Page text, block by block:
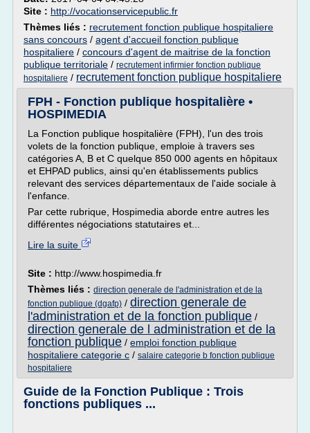
Site : http://vocationservicepublic.fr
Thèmes liés : recrutement fonction publique hospitaliere
sans concours / agent d'accueil fonction publique
hospitaliere / concours d'agent de maitrise de la fonction
publique territoriale / recrutement infirmier fonction publique
hospitaliere / recrutement fonction publique hospitaliere
FPH - Fonction publique hospitalière •
HOSPIMEDIA
La Fonction publique hospitalière (FPH), l'un des trois
volets de la fonction publique, emploie à travers ses
catégories A, B et C quelque 850 000 agents en hôpitaux
et EHPAD publics, ainsi qu'en établissements publics
relevant des services départementaux de l'aide sociale à
l'enfance.
Par cette rubrique, Hospimedia aborde entre autres les
différentes négociations statutaires et...
Lire la suite
Site : http://www.hospimedia.fr
Thèmes liés : direction generale de l'administration et de la
fonction publique (dgafp) / direction generale de
l'administration et de la fonction publique /
direction generale de l administration et de la
fonction publique / emploi fonction publique
hospitaliere categorie c / salaire categorie b fonction publique
hospitaliere
Guide de la Fonction Publique : Trois
fonctions publiques ...